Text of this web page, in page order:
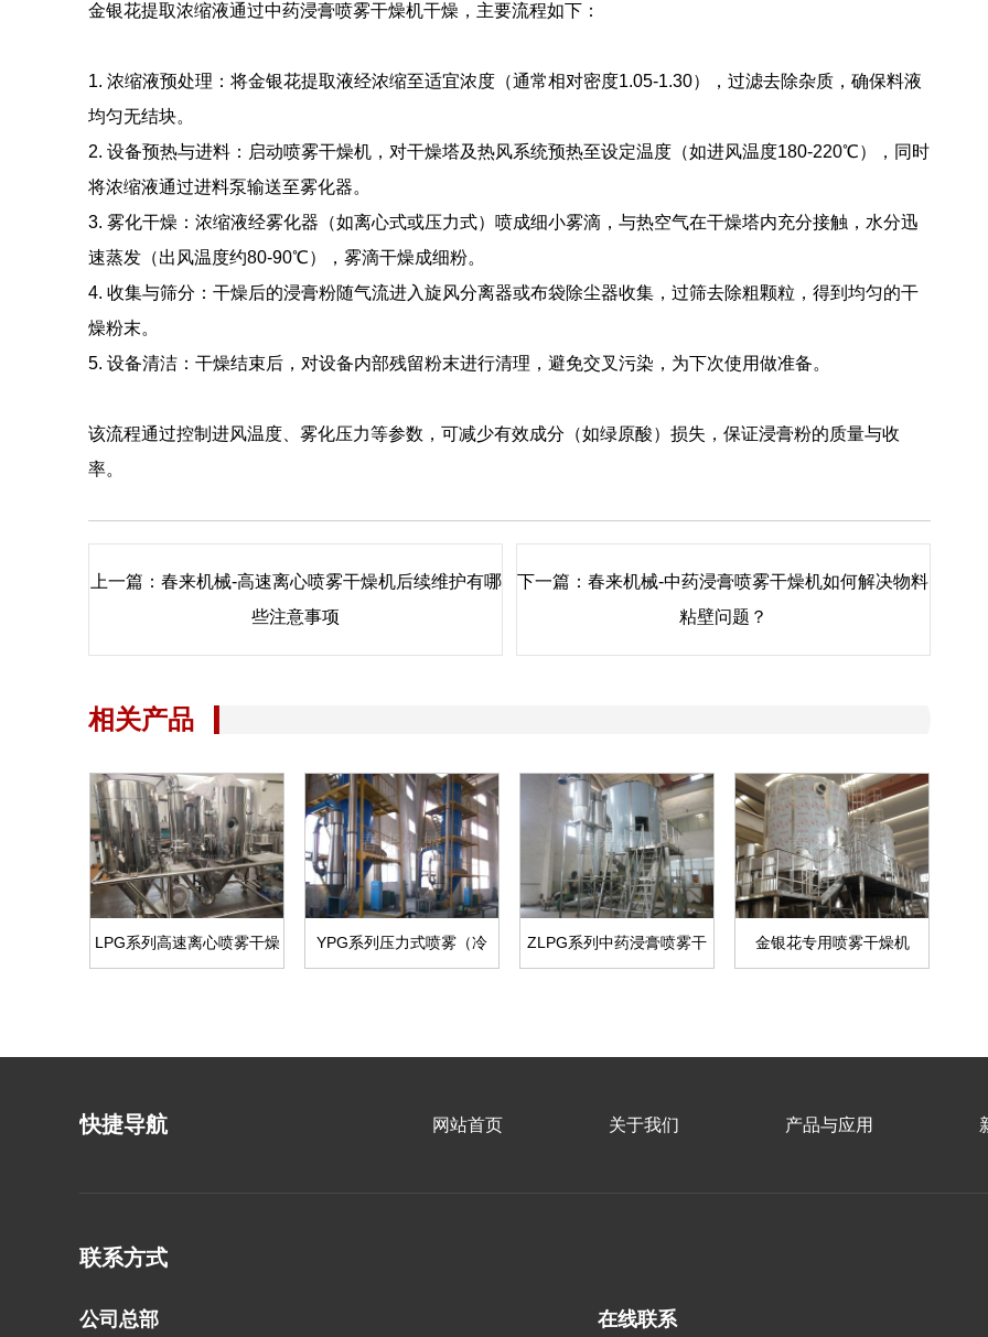
金银花提取浓缩液通过中药浸膏喷雾干燥机干燥，主要流程如下：
1. 浓缩液预处理：将金银花提取液经浓缩至适宜浓度（通常相对密度1.05-1.30），过滤去除杂质，确保料液
均匀无结块。
2. 设备预热与进料：启动喷雾干燥机，对干燥塔及热风系统预热至设定温度（如进风温度180-220℃），同时
将浓缩液通过进料泵输送至雾化器。
3. 雾化干燥：浓缩液经雾化器（如离心式或压力式）喷成细小雾滴，与热空气在干燥塔内充分接触，水分迅
速蒸发（出风温度约80-90℃），雾滴干燥成细粉。
4. 收集与筛分：干燥后的浸膏粉随气流进入旋风分离器或布袋除尘器收集，过筛去除粗颗粒，得到均匀的干
燥粉末。
5. 设备清洁：干燥结束后，对设备内部残留粉末进行清理，避免交叉污染，为下次使用做准备。
该流程通过控制进风温度、雾化压力等参数，可减少有效成分（如绿原酸）损失，保证浸膏粉的质量与收
率。
上一篇： 春来机械-高速离心喷雾干燥机后续维护有哪
些注意事项
下一篇：春来机械-中药浸膏喷雾干燥机如何解决物料
粘壁问题？
相关产品
LPG系列高速离心喷雾干燥 YPG系列压力式喷雾（冷 ZLPG系列中药浸膏喷雾干 金银花专用喷雾干燥机
快捷导航 网站首页 关于我们 产品与应用
联系方式
公司总部 在线联系